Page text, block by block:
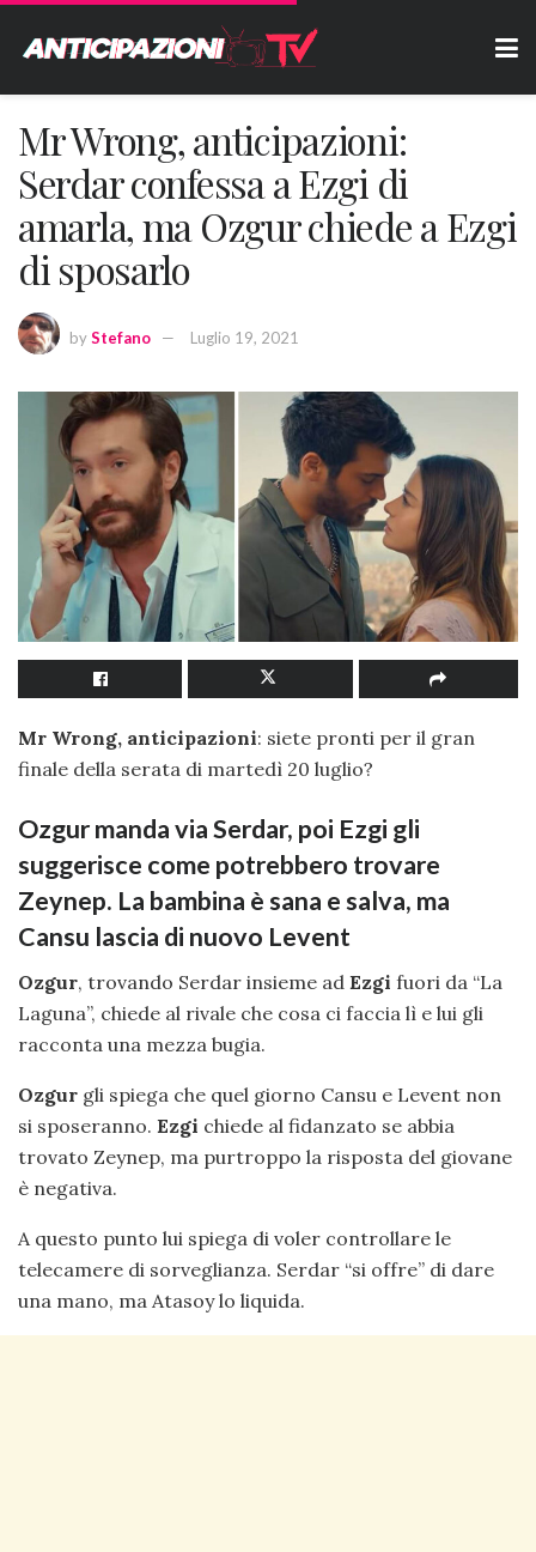
Mr Wrong, anticipazioni:
Serdar confessa a Ezgi di
amarla, ma Ozgur chiede a Ezgi
di sposarlo
byStefano Luglio 19, 2021
Mr Wrong, anticipazioni: siete pronti per il gran
finale della serata di martedì 20 luglio?
Ozgur manda via Serdar, poi Ezgi gli
suggerisce come potrebbero trovare
Zeynep. La bambina è sana e salva, ma
Cansu lascia di nuovo Levent
Ozgur, trovando Serdar insieme ad Ezgi fuori da “La
Laguna”, chiede al rivale che cosa ci faccia lì e lui gli
racconta una mezza bugia.
Ozgur gli spiega che quel giorno Cansu e Levent non
si sposeranno. Ezgi chiede al fidanzato se abbia
trovato Zeynep, ma purtroppo la risposta del giovane
è negativa.
A questo punto lui spiega di voler controllare le
telecamere di sorveglianza. Serdar “si offre” di dare
una mano, ma Atasoy lo liquida.